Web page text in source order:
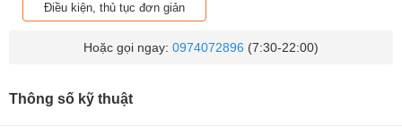
Điều kiện, thủ tục đơn giản
Hoặc gọi ngay: 0974072896 (7:30-22:00)
Thông số kỹ thuật